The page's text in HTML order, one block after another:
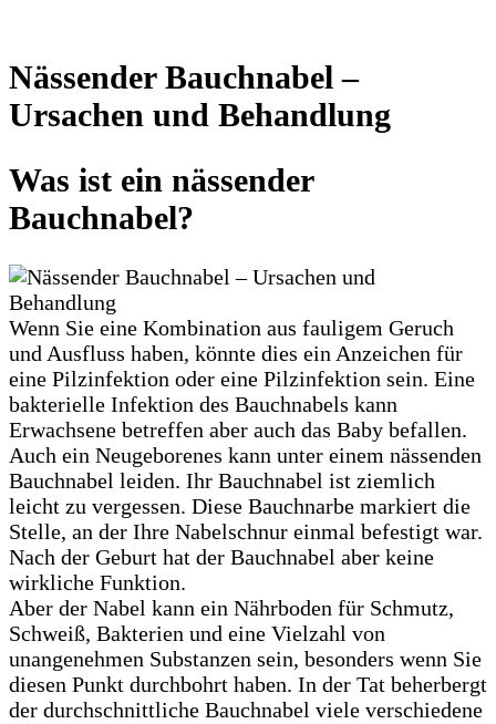
Nässender Bauchnabel –
Ursachen und Behandlung
Was ist ein nässender
Bauchnabel?
Wenn Sie eine Kombination aus fauligem Geruch
und Ausfluss haben, könnte dies ein Anzeichen für
eine Pilzinfektion oder eine Pilzinfektion sein. Eine
bakterielle Infektion des Bauchnabels kann
Erwachsene betreffen aber auch das Baby befallen.
Auch ein Neugeborenes kann unter einem nässenden
Bauchnabel leiden. Ihr Bauchnabel ist ziemlich
leicht zu vergessen. Diese Bauchnarbe markiert die
Stelle, an der Ihre Nabelschnur einmal befestigt war.
Nach der Geburt hat der Bauchnabel aber keine
wirkliche Funktion.
Aber der Nabel kann ein Nährboden für Schmutz,
Schweiß, Bakterien und eine Vielzahl von
unangenehmen Substanzen sein, besonders wenn Sie
diesen Punkt durchbohrt haben. In der Tat beherbergt
der durchschnittliche Bauchnabel viele verschiedene